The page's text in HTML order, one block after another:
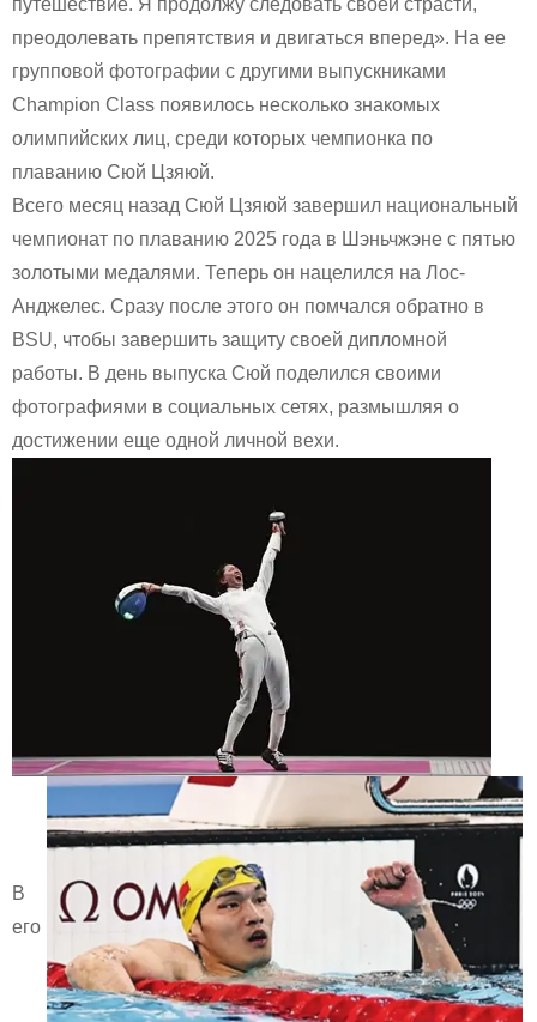
преодолевать препятствия и двигаться вперед». На ее
групповой фотографии с другими выпускниками
Champion Class появилось несколько знакомых
олимпийских лиц, среди которых чемпионка по
плаванию Сюй Цзяюй.
Всего месяц назад Сюй Цзяюй завершил национальный
чемпионат по плаванию 2025 года в Шэньчжэне с пятью
золотыми медалями. Теперь он нацелился на Лос-
Анджелес. Сразу после этого он помчался обратно в
BSU, чтобы завершить защиту своей дипломной
работы. В день выпуска Сюй поделился своими
фотографиями в социальных сетях, размышляя о
достижении еще одной личной вехи.
В
его